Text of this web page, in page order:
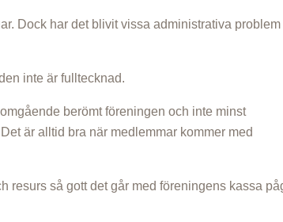
Dock har det blivit vissa administrativa problem
inte är fulltecknad.
berömt föreningen och inte minst
är alltid bra när medlemmar kommer med
resurs så gott det går med föreningens kassa